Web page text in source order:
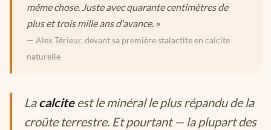
même chose. Juste avec quarante centimètres de
plus et trois mille ans d'avance. »
— Alex Térieur, devant sa première stalactite en calcite
naturelle
Lacalciteest le minéral le plus répandu de la
croûte terrestre. Et pourtant — la plupart des